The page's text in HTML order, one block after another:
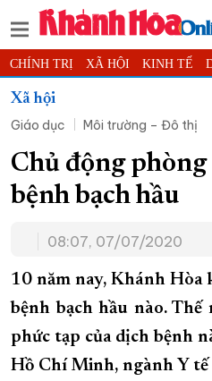
CHÍNH TRỊ XÃ HỘI KINH TẾ
THỂ THAO
KHOA HỌC - CÔNG NGHỆ PHÁP
THẾ GIỚI MULTIMEDIA VIDEO
PODCAST THÔNG TIN - QUẢNG
TRƯỜNG SA BIỂN ĐẢO QUÊ
CHUNG TAY CẢI CÁCH HÀNH
XÂY DỰNG NÔNG THÔN MỚI
TÀU - XE - MÁY BAY
KỶ NIỆM 370 NĂM XÂY DỰNG VÀ
Xã hội
Giáo dục
Môi trường – Đô thị
Chủ động
bệnh bạch hầu
08:07, 07/07/2020
10 năm nay, Khánh Hòa
bệnh bạch hầu nào.
phức tạp của dịch bệnh
Hồ Chí Minh, ngành Y